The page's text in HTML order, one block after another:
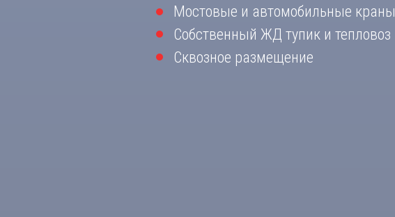
Мостовые и автомобильные краны
Собственный ЖД тупик и тепловоз
Сквозное размещение